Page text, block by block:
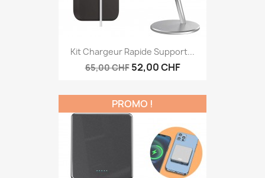
Kit Chargeur Rapide Support...
65,00 CHF 52,00 CHF
PROMO !